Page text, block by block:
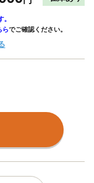
。
らでご確認ください。